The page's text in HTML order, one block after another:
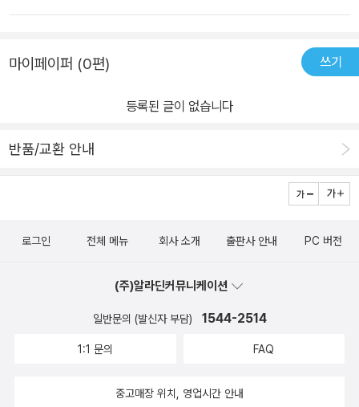
마이페이퍼 (0편) 쓰기
등록된 글이 없습니다
반품/교환 안내
로그인 전체 메뉴 회사 소개 출판사 안내 PC 버전
(주)알라딘커뮤니케이션
일반문의 (발신자 부담) 1544-2514
1:1 문의 FAQ
중고매장 위치, 영업시간 안내